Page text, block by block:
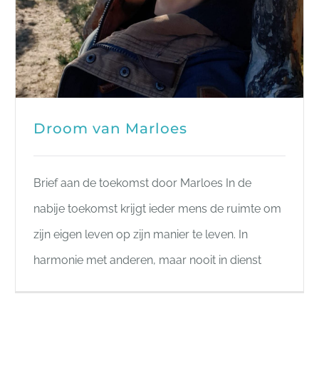
Droom van Marloes
Brief aan de toekomst door Marloes In de
nabije toekomst krijgt ieder mens de ruimte om
zijn eigen leven op zijn manier te leven. In
harmonie met anderen, maar nooit in dienst